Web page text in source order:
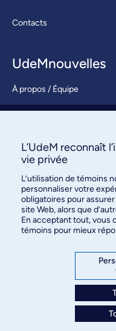
Contacts
UdeMnouvelles
À propos / Équipe
S’abonner
des relations
3744, rue Jean-Brillant,
Montréal (Québec) H3T
L’UdeM reconnaît
vie privée
L’utilisation de témoins
personnaliser votre
obligatoires pour
site Web, alors que
En acceptant tout, vous
témoins pour mieux